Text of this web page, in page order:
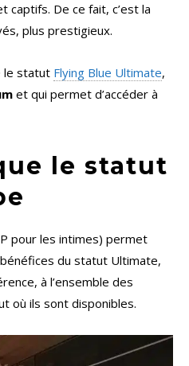
captifs. De ce fait, c’est la
plus prestigieux.
le statut Flying Blue Ultimate,
et qui permet d’accéder à
le statut
pour les intimes) permet
bénéfices du statut Ultimate,
à l’ensemble des
où ils sont disponibles.